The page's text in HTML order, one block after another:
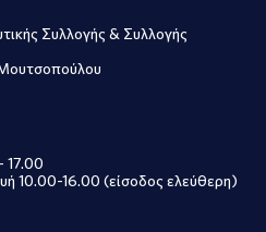
Συλλογής & Συλλογής
17.00
10.00-16.00 (είσοδος ελεύθερη)